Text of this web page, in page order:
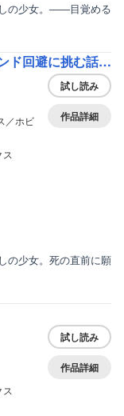
の少女。――目覚める
悪役令嬢に転生した田舎娘がバッドエンド回避に挑む話 ～死にたくないのでラスボスより強くなってみた～【デジタル版限定特典付き】
／ホビ
試し読み
作品詳細
の少女。死の直前に願
試し読み
作品詳細